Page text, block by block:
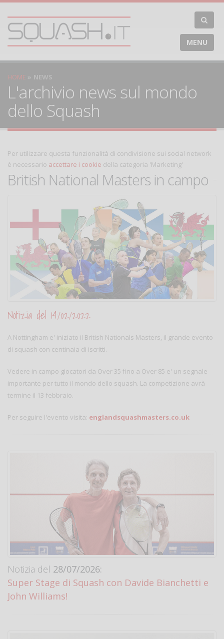
MENU
HOME NEWS
L'archivio news sul mondo
dello Squash
Per utilizzare questa funzionalità di condivisione sui social network
è necessario accettare i cookie della categoria 'Marketing'
British National Masters in campo
Notizia del 14/02/2022
A Nottingham e' iniziato il British Nationals Masters, il grande evento
di squash con centinaia di iscritti.
Vedere in campo giocatori da Over 35 fino a Over 85 e' un segnale
importante per tutto il mondo dello squash. La competizione avrà
termine il 13 febbraio.
Per seguire l'evento visita: englandsquashmasters.co.uk
Notizia del 28/07/2026:
Super Stage di Squash con Davide Bianchetti e
John Williams!